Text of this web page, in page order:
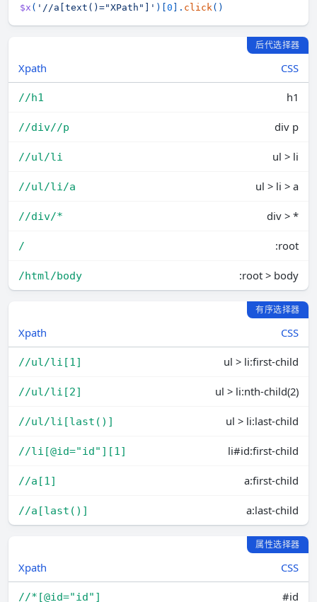
$x ( '//a[text()="XPath"]' ) 0 . click ( )
后代选择器
Xpath CSS
//h1 h1
//div//p div p
//ul/li ul > li
//ul/li/a ul > li > a
//div/* div > *
/ :root
/html/body :root > body
有序选择器
Xpath CSS
//ul/li[1] ul > li:first-child
//ul/li[2] ul > li:nth-child(2)
//ul/li[last()] ul > li:last-child
//li[@id="id"][1] li#id:first-child
//a[1] a:first-child
//a[last()] a:last-child
属性选择器
Xpath CSS
//*[@id="id"] #id